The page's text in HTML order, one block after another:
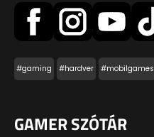
#gaming #hardver #mobilgames
GAMER SZÓTÁR